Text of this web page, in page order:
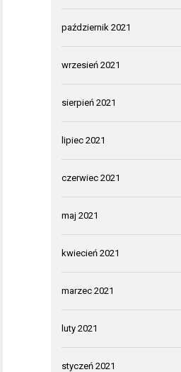
październik 2021
wrzesień 2021
sierpień 2021
lipiec 2021
czerwiec 2021
maj 2021
kwiecień 2021
marzec 2021
luty 2021
styczeń 2021